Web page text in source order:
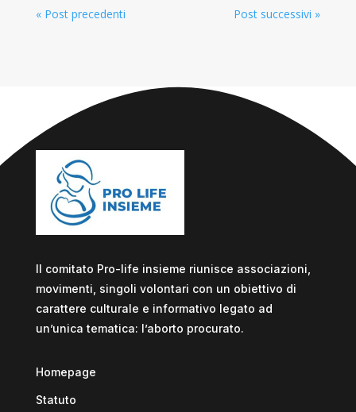
« Post precedenti Post successivi »
Il comitato Pro-life insieme riunisce associazioni,
movimenti, singoli volontari con un obiettivo di
carattere culturale e informativo legato ad
un’unica tematica: l’aborto procurato.
Homepage
Statuto